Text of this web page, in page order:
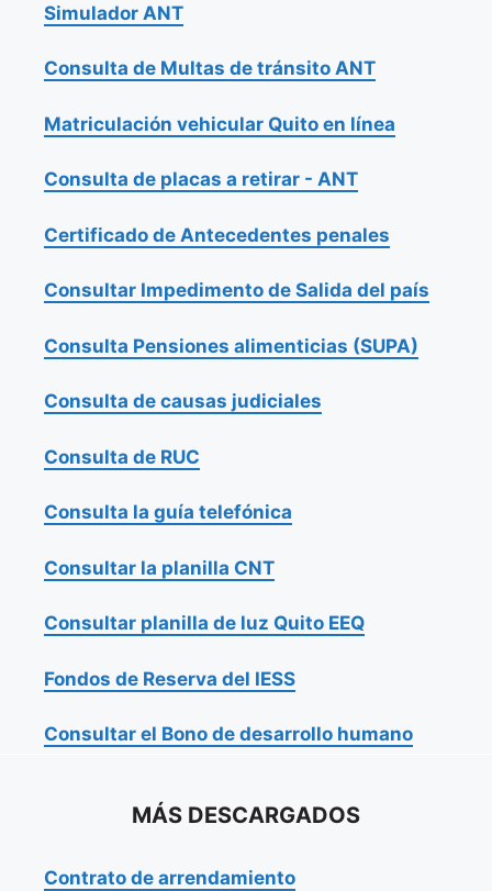
Simulador ANT
Consulta de Multas de tránsito ANT
Matriculación vehicular Quito en línea
Consulta de placas a retirar - ANT
Certificado de Antecedentes penales
Consultar Impedimento de Salida del país
Consulta Pensiones alimenticias (SUPA)
Consulta de causas judiciales
Consulta de RUC
Consulta la guía telefónica
Consultar la planilla CNT
Consultar planilla de luz Quito EEQ
Fondos de Reserva del IESS
Consultar el Bono de desarrollo humano
MÁS DESCARGADOS
Contrato de arrendamiento